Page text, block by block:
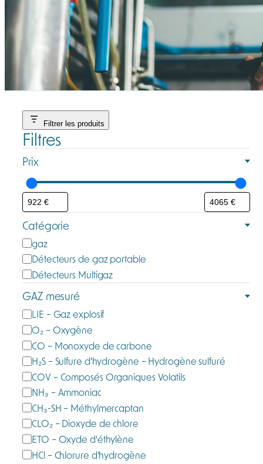
Filtrer les produits
Filtres
Prix
Catégorie
C
a
t
é
g
o
i
e
gaz
Détecteurs de gaz portable
Détecteurs Multigaz
GAZ mesuré
G
a
z
m
e
s
u
r
é
LIE – Gaz explosif
O₂ – Oxygène
CO – Monoxyde de carbone
H₂S – Sulfure d'hydrogène – Hydrogène sulfuré
COV – Composés Organiques Volatils
NH₃ – Ammoniac
CH₃-SH – Méthylmercaptan
CLO₂ – Dioxyde de chlore
ETO – Oxyde d'éthylène
HCl – Chlorure d’hydrogène